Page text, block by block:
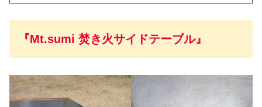
『Mt.sumi 焚き火サイドテーブル』